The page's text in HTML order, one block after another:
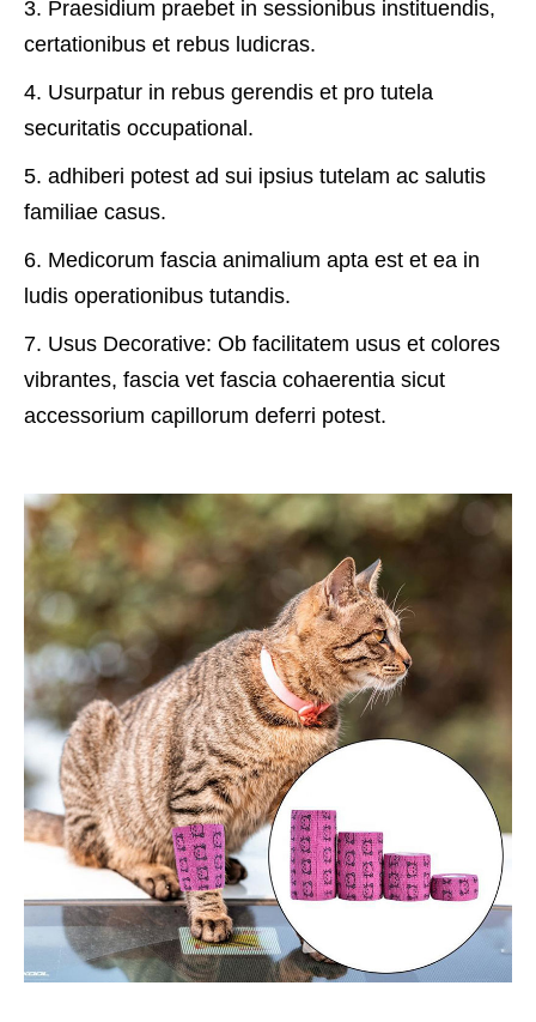
3. Praesidium praebet in sessionibus instituendis,
certationibus et rebus ludicras.
4. Usurpatur in rebus gerendis et pro tutela
securitatis occupational.
5. adhiberi potest ad sui ipsius tutelam ac salutis
familiae casus.
6. Medicorum fascia animalium apta est et ea in
ludis operationibus tutandis.
7. Usus Decorative: Ob facilitatem usus et colores
vibrantes, fascia vet fascia cohaerentia sicut
accessorium capillorum deferri potest.